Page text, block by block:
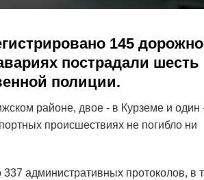
145
пострадали шесть
полиции.
районе, двое - в Курземе и один
происшествиях не погибло ни
административных протоколов, в